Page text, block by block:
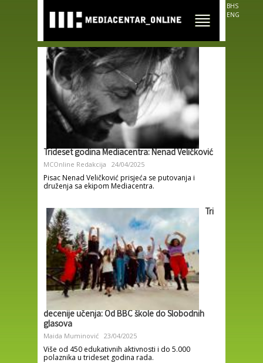
main
content
BHS
ENG
Trideset godina Mediacentra: Nenad Veličković
MCOnline Redakcija 24/04/2025
Pisac Nenad Veličković prisjeća se putovanja i
druženja sa ekipom Mediacentra.
Tri
decenije učenja: Od BBC škole do Slobodnih
glasova
Maida Muminović 23/04/2025
Više od 450 edukativnih aktivnosti i do 5.000
polaznika u trideset godina rada.